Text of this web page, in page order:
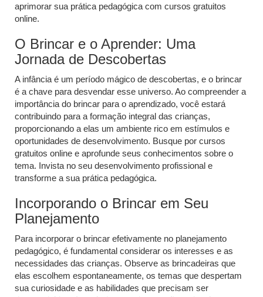
aprimorar sua prática pedagógica com cursos gratuitos
online.
O Brincar e o Aprender: Uma
Jornada de Descobertas
A infância é um período mágico de descobertas, e o brincar
é a chave para desvendar esse universo. Ao compreender a
importância do brincar para o aprendizado, você estará
contribuindo para a formação integral das crianças,
proporcionando a elas um ambiente rico em estímulos e
oportunidades de desenvolvimento. Busque por cursos
gratuitos online e aprofunde seus conhecimentos sobre o
tema. Invista no seu desenvolvimento profissional e
transforme a sua prática pedagógica.
Incorporando o Brincar em Seu
Planejamento
Para incorporar o brincar efetivamente no planejamento
pedagógico, é fundamental considerar os interesses e as
necessidades das crianças. Observe as brincadeiras que
elas escolhem espontaneamente, os temas que despertam
sua curiosidade e as habilidades que precisam ser